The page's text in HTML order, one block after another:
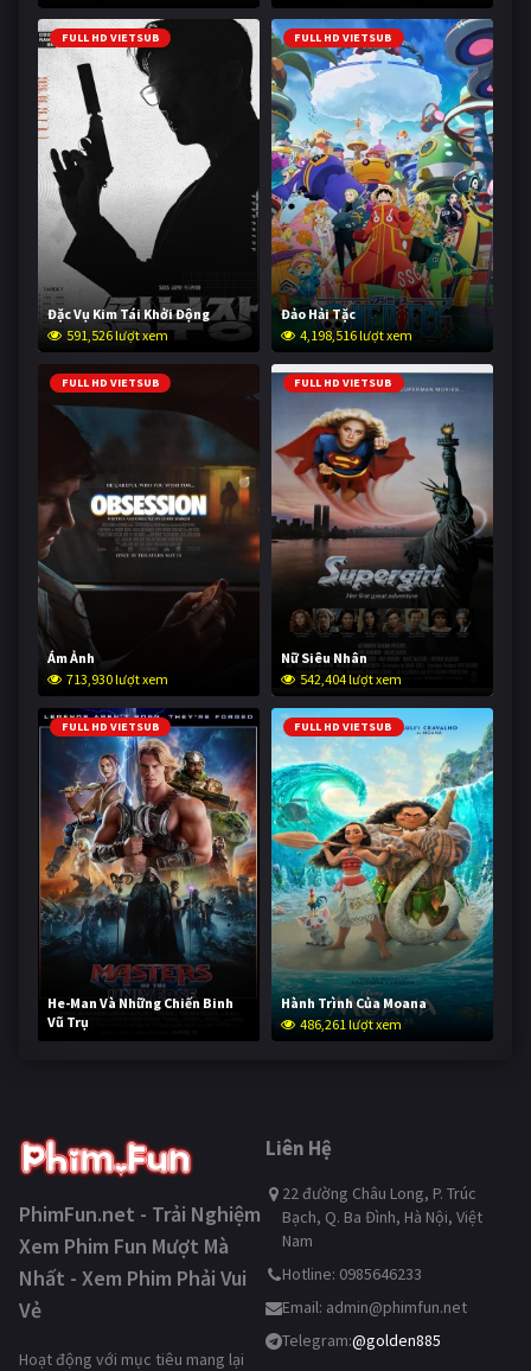
FULL HD VIETSUB
Đặc Vụ Kim Tái Khởi Động
591,526 lượt xem
FULL HD VIETSUB
Đảo Hải Tặc
4,198,516 lượt xem
FULL HD VIETSUB
Ám Ảnh
713,930 lượt xem
FULL HD VIETSUB
Nữ Siêu Nhân
542,404 lượt xem
FULL HD VIETSUB
He-Man Và Những Chiến Binh
Vũ Trụ
234,370 lượt xem
FULL HD VIETSUB
Hành Trình Của Moana
486,261 lượt xem
PhimFun.net - Trải Nghiệm
Xem Phim Fun Mượt Mà
Nhất - Xem Phim Phải Vui
Vẻ
Hoạt động với mục tiêu mang lại
Liên Hệ
22 đường Châu Long, P. Trúc
Bạch, Q. Ba Đình, Hà Nội, Việt
Nam
Hotline: 0985646233
Email: admin@phimfun.net
Telegram:@golden885